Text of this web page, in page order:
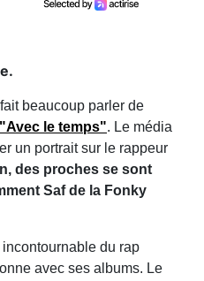
beaucoup parler de
le temps". Le média
un portrait sur le rappeur
des proches se sont
Saf de la Fonky
du rap
avec ses albums. Le